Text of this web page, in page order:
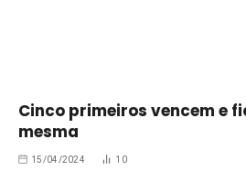
Cinco primeiros vencem e
mesma
15/04/2024 10